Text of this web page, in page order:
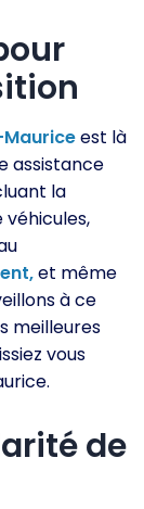
est là
assistance
la
et même
à ce
meilleures
vous
de